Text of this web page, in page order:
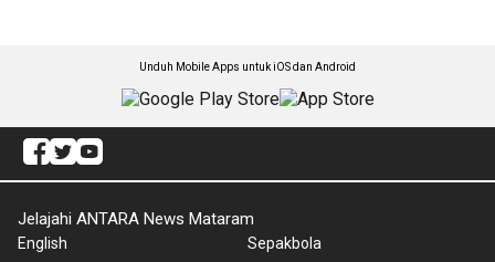
Unduh Mobile Apps untuk iOS dan Android
Jelajahi ANTARA News Mataram
English
Sepakbola